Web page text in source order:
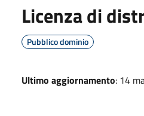
Licenza di
Pubblico dominio
Ultimo aggiornamento: 14